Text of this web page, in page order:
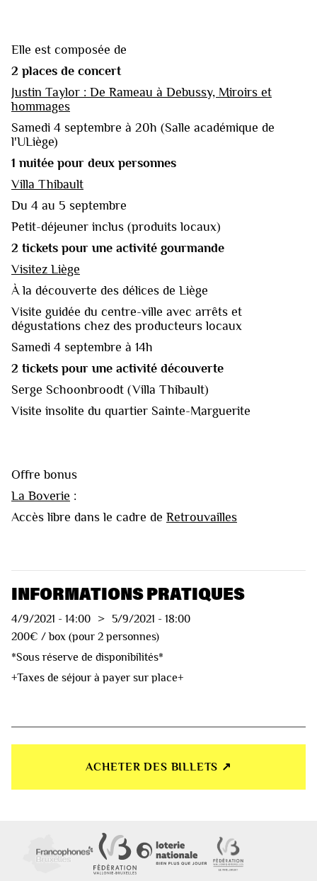
Elle est composée de
‍2 places de concert
Justin Taylor : De Rameau à Debussy, Miroirs et
hommages
Samedi 4 septembre à 20h (Salle académique de
l'ULiège)
1 nuitée pour deux personnes
Villa Thibault
Du 4 au 5 septembre
Petit-déjeuner inclus (produits locaux)
2 tickets pour une activité gourmande
Visitez Liège
À la découverte des délices de Liège
Visite guidée du centre-ville avec arrêts et
dégustations chez des producteurs locaux
Samedi 4 septembre à 14h
2 tickets pour une activité découverte
Serge Schoonbroodt (Villa Thibault)
Visite insolite du quartier Sainte-Marguerite
Offre bonus
La Boverie :
Accès libre dans le cadre de Retrouvailles
INFORMATIONS PRATIQUES
4/9/2021 - 14:00 > 5/9/2021 - 18:00
200€ / box (pour 2 personnes)
*Sous réserve de disponibilités*
+Taxes de séjour à payer sur place+
ACHETER DES BILLETS ↗︎